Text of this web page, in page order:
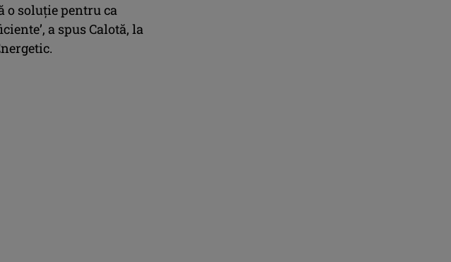
o soluţie pentru ca
a spus Calotă, la